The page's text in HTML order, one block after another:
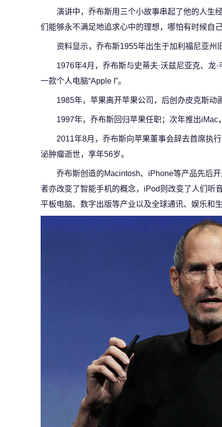
演讲中，乔布斯用三个小故事串起了他的人生
们能够永不满足地追求心中的理想，哪怕有时候自
资料显示，乔布斯1955年出生于加利福尼亚州
1976年4月，乔布斯与史蒂夫·沃兹尼亚克、龙
一款个人电脑“Apple I”。
1985年，苹果离开苹果公司，后创办皮克斯动
1997年，乔布斯回归苹果任职；次年推出iMac
2011年8月，乔布斯向苹果董事会辞去首席执
泌肿瘤逝世，享年56岁。
乔布斯创造的Macintosh、iPhone等产品先后
者亦改变了智能手机的概念，iPod则改变了人们听
平板电脑、数字出版等产业以及全球通讯、娱乐和